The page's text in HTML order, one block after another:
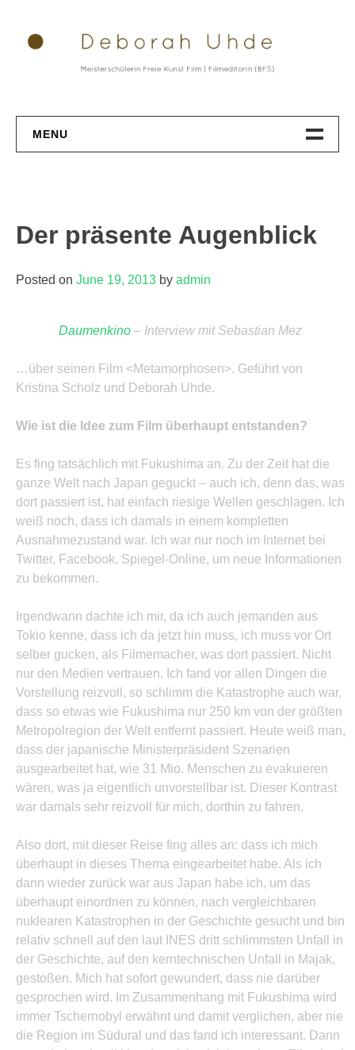
content
MENU
Der präsente Augenblick
Posted on June 19, 2013 by admin
Daumenkino– Interview mit Sebastian Mez
…über seinen Film <Metamorphosen>. Geführt von
Kristina Scholz und Deborah Uhde.
Wie ist die Idee zum Film überhaupt entstanden?
Es fing tatsächlich mit Fukushima an. Zu der Zeit hat die
ganze Welt nach Japan geguckt – auch ich, denn das, was
dort passiert ist, hat einfach riesige Wellen geschlagen. Ich
weiß noch, dass ich damals in einem kompletten
Ausnahmezustand war. Ich war nur noch im Internet bei
Twitter, Facebook, Spiegel-Online, um neue Informationen
zu bekommen.
Irgendwann dachte ich mir, da ich auch jemanden aus
Tokio kenne, dass ich da jetzt hin muss, ich muss vor Ort
selber gucken, als Filmemacher, was dort passiert. Nicht
nur den Medien vertrauen. Ich fand vor allen Dingen die
Vorstellung reizvoll, so schlimm die Katastrophe auch war,
dass so etwas wie Fukushima nur 250 km von der größten
Metropolregion der Welt entfernt passiert. Heute weiß man,
dass der japanische Ministerpräsident Szenarien
ausgearbeitet hat, wie 31 Mio. Menschen zu evakuieren
wären, was ja eigentlich unvorstellbar ist. Dieser Kontrast
war damals sehr reizvoll für mich, dorthin zu fahren.
Also dort, mit dieser Reise fing alles an: dass ich mich
überhaupt in dieses Thema eingearbeitet habe. Als ich
dann wieder zurück war aus Japan habe ich, um das
überhaupt einordnen zu können, nach vergleichbaren
nuklearen Katastrophen in der Geschichte gesucht und bin
relativ schnell auf den laut INES dritt schlimmsten Unfall in
der Geschichte, auf den kerntechnischen Unfall in Majak,
gestoßen. Mich hat sofort gewundert, dass nie darüber
gesprochen wird. Im Zusammenhang mit Fukushima wird
immer Tschernobyl erwähnt und damit verglichen, aber nie
die Region im Südural und das fand ich interessant. Dann